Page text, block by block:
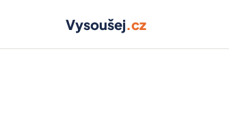
Vysoušej.cz